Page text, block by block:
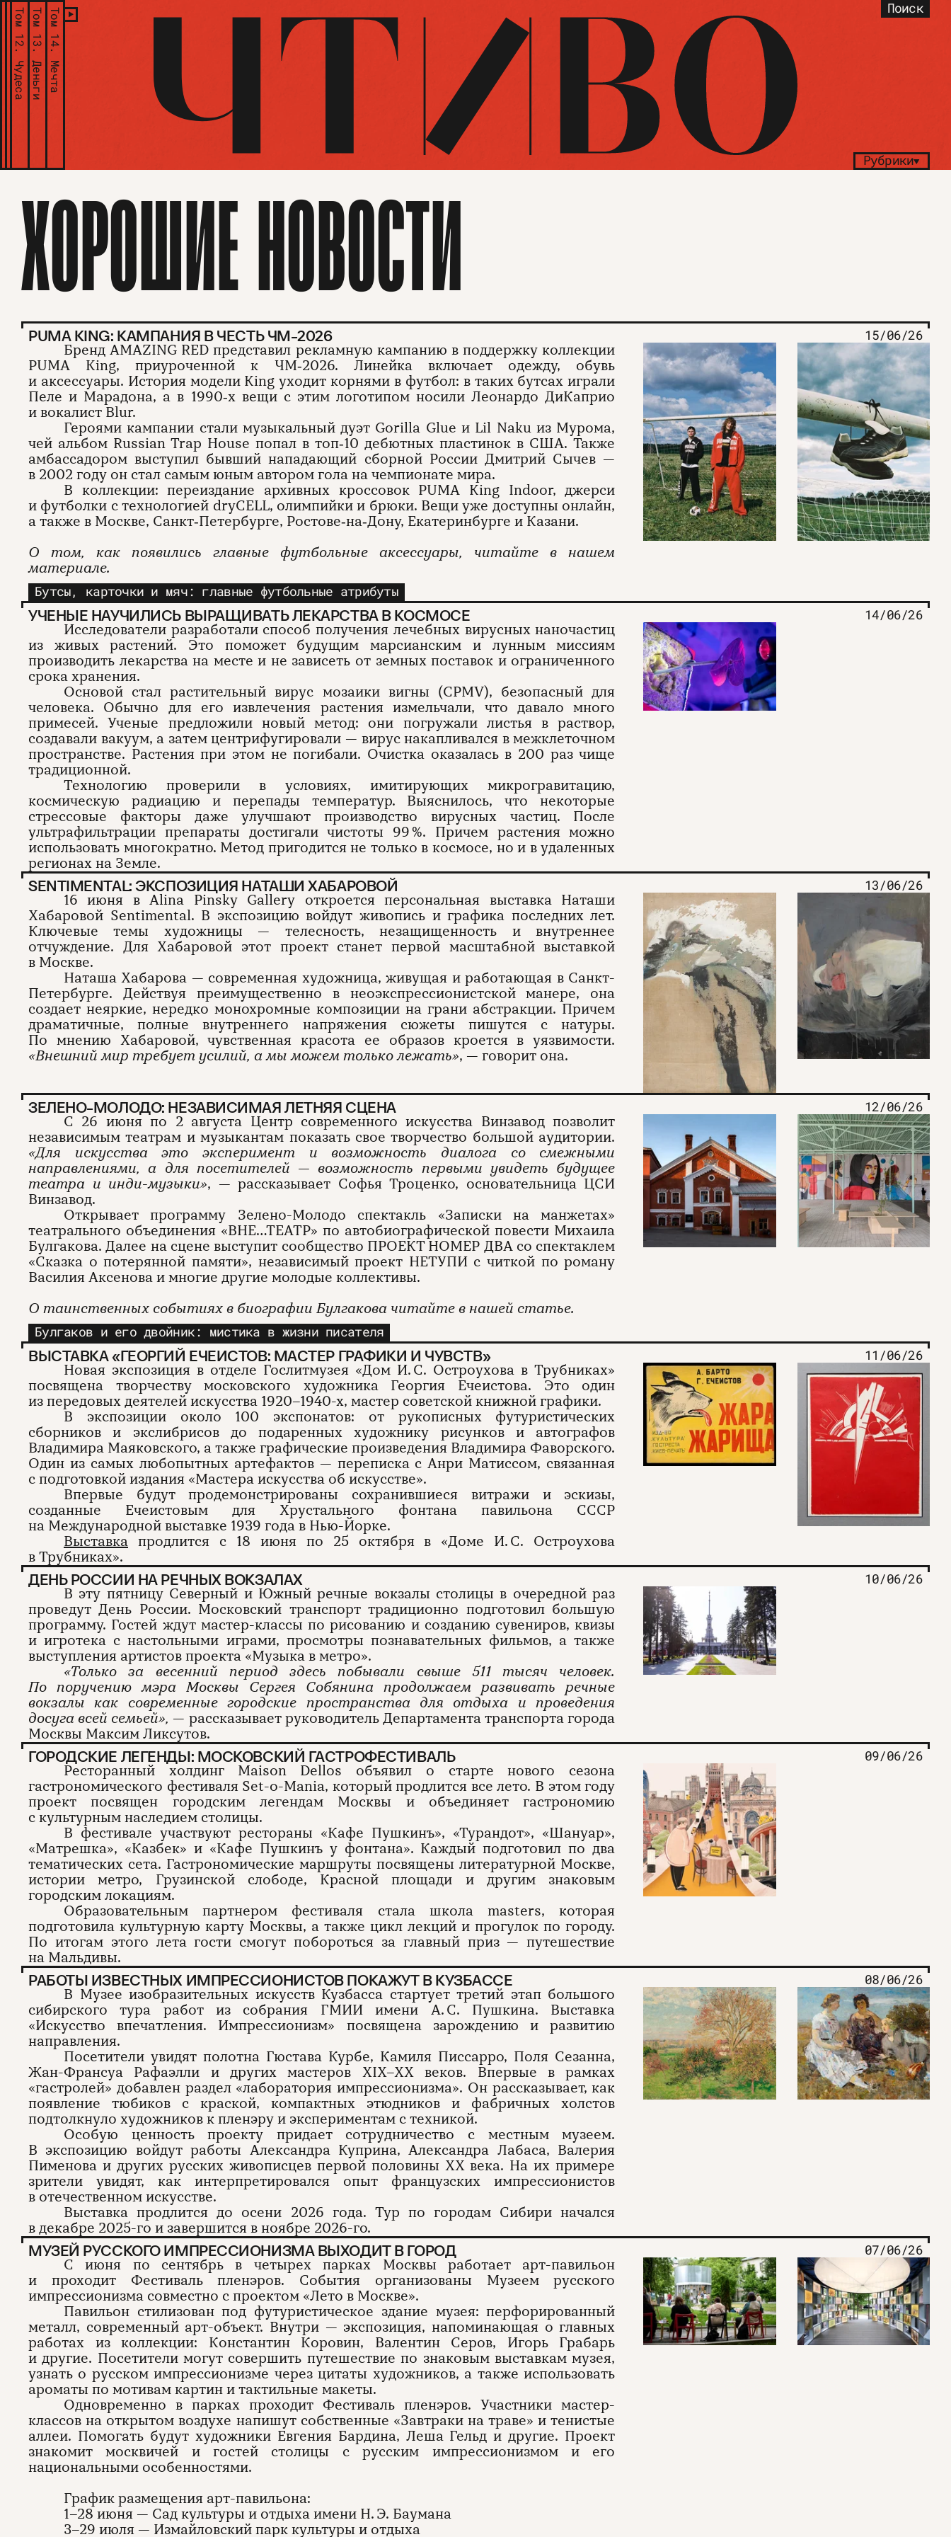
Поиск
Рубрики
Том 12.
Чудеса
Том 13.
Деньги
Том 14.
Мечта
ХОРОШИЕ НОВОСТИ
PUMA KING: КАМПАНИЯ В ЧЕСТЬ ЧМ‑2026 15/06/26
Бренд AMAZING RED представил рекламную кампанию в поддержку коллекции
PUMA King, приуроченной к ЧМ‑2026. Линейка включает одежду, обувь
и аксессуары. История модели King уходит корнями в футбол: в таких бутсах играли
Пеле и Марадона, а в 1990‑х вещи с этим логотипом носили Леонардо ДиКаприо
и вокалист Blur.
Героями кампании стали музыкальный дуэт Gorilla Glue и Lil Naku из Мурома,
чей альбом Russian Trap House попал в топ‑10 дебютных пластинок в США. Также
амбассадором выступил бывший нападающий сборной России Дмитрий Сычев —
в 2002 году он стал самым юным автором гола на чемпионате мира.
В коллекции: переиздание архивных кроссовок PUMA King Indoor, джерси
и футболки с технологией dryCELL, олимпийки и брюки. Вещи уже доступны онлайн,
а также в Москве, Санкт‑Петербурге, Ростове‑на‑Дону, Екатеринбурге и Казани.
О том, как появились главные футбольные аксессуары, читайте в нашем
материале.
Бутсы, карточки и мяч: главные футбольные атрибуты
УЧЕНЫЕ НАУЧИЛИСЬ ВЫРАЩИВАТЬ ЛЕКАРСТВА В КОСМОСЕ 14/06/26
Исследователи разработали способ получения лечебных вирусных наночастиц
из живых растений. Это поможет будущим марсианским и лунным миссиям
производить лекарства на месте и не зависеть от земных поставок и ограниченного
срока хранения.
Основой стал растительный вирус мозаики вигны (CPMV), безопасный для
человека. Обычно для его извлечения растения измельчали, что давало много
примесей. Ученые предложили новый метод: они погружали листья в раствор,
создавали вакуум, а затем центрифугировали — вирус накапливался в межклеточном
пространстве. Растения при этом не погибали. Очистка оказалась в 200 раз чище
традиционной.
Технологию проверили в условиях, имитирующих микрогравитацию,
космическую радиацию и перепады температур. Выяснилось, что некоторые
стрессовые факторы даже улучшают производство вирусных частиц. После
ультрафильтрации препараты достигали чистоты 99 %. Причем растения можно
использовать многократно. Метод пригодится не только в космосе, но и в удаленных
регионах на Земле.
SENTIMENTAL: ЭКСПОЗИЦИЯ НАТАШИ ХАБАРОВОЙ 13/06/26
16 июня в Alina Pinsky Gallery откроется персональная выставка Наташи
Хабаровой Sentimental. В экспозицию войдут живопись и графика последних лет.
Ключевые темы художницы — телесность, незащищенность и внутреннее
отчуждение. Для Хабаровой этот проект станет первой масштабной выставкой
в Москве.
Наташа Хабарова — современная художница, живущая и работающая в Санкт-
Петербурге. Действуя преимущественно в неоэкспрессионистской манере, она
создает неяркие, нередко монохромные композиции на грани абстракции. Причем
драматичные, полные внутреннего напряжения сюжеты пишутся с натуры.
По мнению Хабаровой, чувственная красота ее образов кроется в уязвимости.
«Внешний мир требует усилий, а мы можем только лежать», — говорит она.
ЗЕЛЕНО-МОЛОДО: НЕЗАВИСИМАЯ ЛЕТНЯЯ СЦЕНА 12/06/26
С 26 июня по 2 августа Центр современного искусства Винзавод позволит
независимым театрам и музыкантам показать свое творчество большой аудитории.
«Для искусства это эксперимент и возможность диалога со смежными
направлениями, а для посетителей — возможность первыми увидеть будущее
театра и инди-музыки», — рассказывает Софья Троценко, основательница ЦСИ
Винзавод.
Открывает программу Зелено-Молодо спектакль «Записки на манжетах»
театрального объединения «ВНЕ…ТЕАТР» по автобиографической повести Михаила
Булгакова. Далее на сцене выступит сообщество ПРОЕКТ НОМЕР ДВА со спектаклем
«Сказка о потерянной памяти», независимый проект НЕТУПИ с читкой по роману
Василия Аксенова и многие другие молодые коллективы.
О таинственных событиях в биографии Булгакова читайте в нашей статье.
Булгаков и его двойник: мистика в жизни писателя
ВЫСТАВКА «ГЕОРГИЙ ЕЧЕИСТОВ: МАСТЕР ГРАФИКИ И ЧУВСТВ» 11/06/26
Новая экспозиция в отделе Гослитмузея «Дом И. С. Остроухова в Трубниках»
посвящена творчеству московского художника Георгия Ечеистова. Это один
из передовых деятелей искусства 1920–1940-х, мастер советской книжной графики.
В экспозиции около 100 экспонатов: от рукописных футуристических
сборников и экслибрисов до подаренных художнику рисунков и автографов
Владимира Маяковского, а также графические произведения Владимира Фаворского.
Один из самых любопытных артефактов — переписка с Анри Матиссом, связанная
с подготовкой издания «Мастера искусства об искусстве».
Впервые будут продемонстрированы сохранившиеся витражи и эскизы,
созданные Ечеистовым для Хрустального фонтана павильона СССР
на Международной выставке 1939 года в Нью-Йорке.
Выставка продлится с 18 июня по 25 октября в «Доме И. С. Остроухова
в Трубниках».
ДЕНЬ РОССИИ НА РЕЧНЫХ ВОКЗАЛАХ 10/06/26
В эту пятницу Северный и Южный речные вокзалы столицы в очередной раз
проведут День России. Московский транспорт традиционно подготовил большую
программу. Гостей ждут мастер-классы по рисованию и созданию сувениров, квизы
и игротека с настольными играми, просмотры познавательных фильмов, а также
выступления артистов проекта «Музыка в метро».
«Только за весенний период здесь побывали свыше 511 тысяч человек.
По поручению мэра Москвы Сергея Собянина продолжаем развивать речные
вокзалы как современные городские пространства для отдыха и проведения
досуга всей семьей», — рассказывает руководитель Департамента транспорта города
Москвы Максим Ликсутов.
ГОРОДСКИЕ ЛЕГЕНДЫ: МОСКОВСКИЙ ГАСТРОФЕСТИВАЛЬ 09/06/26
Ресторанный холдинг Maison Dellos объявил о старте нового сезона
гастрономического фестиваля Set-o-Mania, который продлится все лето. В этом году
проект посвящен городским легендам Москвы и объединяет гастрономию
с культурным наследием столицы.
В фестивале участвуют рестораны «Кафе Пушкинъ», «Турандот», «Шануар»,
«Матрешка», «Казбек» и «Кафе Пушкинъ у фонтана». Каждый подготовил по два
тематических сета. Гастрономические маршруты посвящены литературной Москве,
истории метро, Грузинской слободе, Красной площади и другим знаковым
городским локациям.
Образовательным партнером фестиваля стала школа masters, которая
подготовила культурную карту Москвы, а также цикл лекций и прогулок по городу.
По итогам этого лета гости смогут побороться за главный приз — путешествие
на Мальдивы.
РАБОТЫ ИЗВЕСТНЫХ ИМПРЕССИОНИСТОВ ПОКАЖУТ В КУЗБАССЕ 08/06/26
В Музее изобразительных искусств Кузбасса стартует третий этап большого
сибирского тура работ из собрания ГМИИ имени А. С. Пушкина. Выставка
«Искусство впечатления. Импрессионизм» посвящена зарождению и развитию
направления.
Посетители увидят полотна Гюстава Курбе, Камиля Писсарро, Поля Сезанна,
Жан-Франсуа Рафаэлли и других мастеров XIX–XX веков. Впервые в рамках
«гастролей» добавлен раздел «лаборатория импрессионизма». Он рассказывает, как
появление тюбиков с краской, компактных этюдников и фабричных холстов
подтолкнуло художников к пленэру и экспериментам с техникой.
Особую ценность проекту придает сотрудничество с местным музеем.
В экспозицию войдут работы Александра Куприна, Александра Лабаса, Валерия
Пименова и других русских живописцев первой половины XX века. На их примере
зрители увидят, как интерпретировался опыт французских импрессионистов
в отечественном искусстве.
Выставка продлится до осени 2026 года. Тур по городам Сибири начался
в декабре 2025-го и завершится в ноябре 2026-го.
МУЗЕЙ РУССКОГО ИМПРЕССИОНИЗМА ВЫХОДИТ В ГОРОД 07/06/26
С июня по сентябрь в четырех парках Москвы работает арт-павильон
и проходит Фестиваль пленэров. События организованы Музеем русского
импрессионизма совместно с проектом «Лето в Москве».
Павильон стилизован под футуристическое здание музея: перфорированный
металл, современный арт-объект. Внутри — экспозиция, напоминающая о главных
работах из коллекции: Константин Коровин, Валентин Серов, Игорь Грабарь
и другие. Посетители могут совершить путешествие по знаковым выставкам музея,
узнать о русском импрессионизме через цитаты художников, а также использовать
ароматы по мотивам картин и тактильные макеты.
Одновременно в парках проходит Фестиваль пленэров. Участники мастер-
классов на открытом воздухе напишут собственные «Завтраки на траве» и тенистые
аллеи. Помогать будут художники Евгения Бардина, Леша Гельд и другие. Проект
знакомит москвичей и гостей столицы с русским импрессионизмом и его
национальными особенностями.
График размещения арт-павильона:
1–28 июня — Сад культуры и отдыха имени Н. Э. Баумана
3–29 июля — Измайловский парк культуры и отдыха